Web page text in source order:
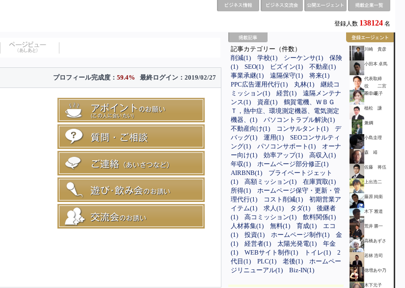
登録人数 138124 名
最終ログイン： 2019/02/27
プロフィール完成度： 59.4%
記事カテゴリー（件数）
削減(1)
学校(1) シーケンサ(1)
保険
(1)
SEO(1) ビズイン(1)
不動産(1)
事業承継(1)
遠隔保守(1)
将来(1)
PPC広告運用代行(1)
丸林(1)
継続コ
ミッション(1)
経営(1)
遠隔メンテナ
ンス(1)
資産(1)
鶴賀電機、ＷＢＧ
Ｔ，熱中症、環境測定機器、電気測定
機器、(1)
パソコントラブル解決(1)
不動産向け(1)
コンサルタント(1)
デ
バッグ(1)
運用(1)
SEOコンサルティ
ング(1)
パソコンサポート(1)
オーナ
ー向け(1)
効率アップ(1)
高収入(1)
年収(1)
ホームページ部分修正(1)
AIRBNB(1)
プライベートジェット
(1)
高額ミッション(1)
在庫買取(1)
所得(1)
ホームページ保守・更新・管
理代行(1)
コスト削減(1)
初期営業ア
イテム(1)
求人(1) タダ(1)
後継者
(1)
高コミッション(1)
飲料関係(1)
人材募集(1)
無料(1) 育成(1)
エコ
(1)
投資(1) ホームページ制作(1)
金
(1)
経営者(1) 太陽光発電(1)
年金
(1)
WEBサイト制作(1) トイレ(1)
2
代目(1)
PLC(1) 老後(1)
ホームペー
ジリニューアル(1)
Biz-IN(1)
川崎 貴彦
小田本 卓馬
代表取締
役 二宮
不二雄
田中 花子
植松 謙
兼綱
小島圭理
森 靖
佐藤 将伍
上出浩二
藤原 純衛
木下 雅道
荒井 勝一
高橋あずさ
若林 浩司
徳増あや乃
木下元子